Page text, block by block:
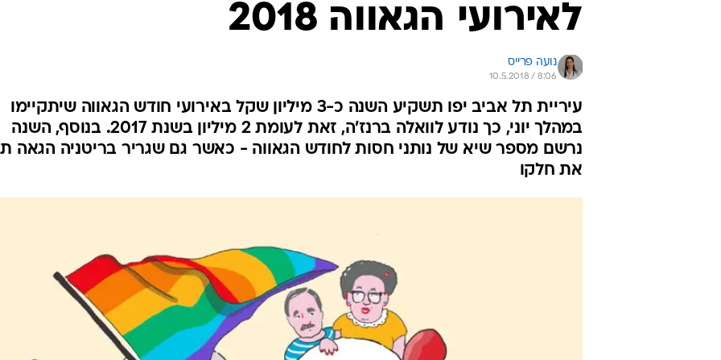
לאירועי הגאווה 2018
נועה פרייס
10.5.2018 / 8:06
עיריית תל אביב יפו תשקיע השנה כ-3 מיליון שקל באירועי חודש הגאווה שיתקיימו
במהלך יוני, כך נודע לוואלה ברנז'ה, זאת לעומת 2 מיליון בשנת 2017. בנוסף, השנה
נרשם מספר שיא של נותני חסות לחודש הגאווה - כאשר גם שגריר בריטניה הגאה
את חלקו